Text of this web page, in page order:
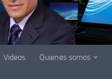
Videos Quienes somos